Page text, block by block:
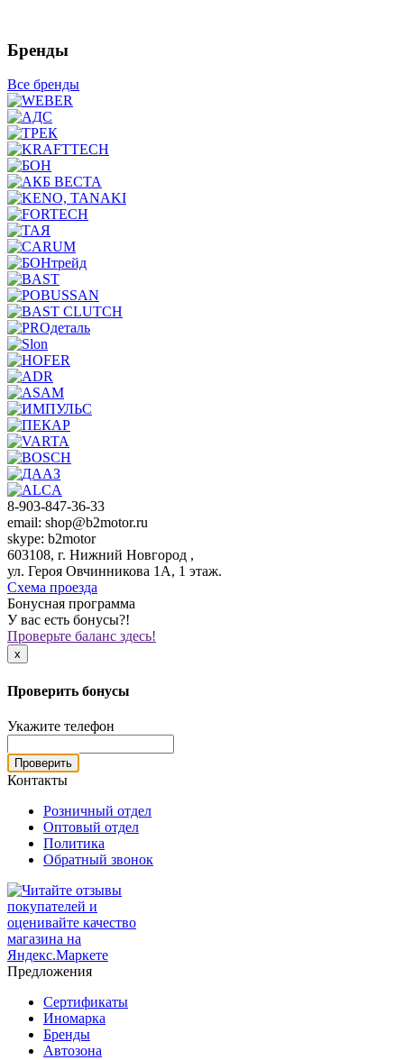
Бренды
Все бренды
8-903-847-36-33
email: shop@b2motor.ru
skype: b2motor
603108, г. Нижний Новгород ,
ул. Героя Овчинникова 1А, 1 этаж.
Схема проезда
Бонусная программа
У вас есть бонусы?!
Проверьте баланс здесь!
x
Проверить бонусы
Укажите телефон
Проверить
Контакты
Розничный отдел
Оптовый отдел
Политика
Обратный звонок
Предложения
Сертификаты
Иномарка
Бренды
Автозона